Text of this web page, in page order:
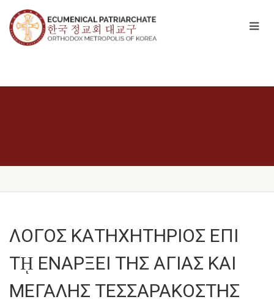
ΛΟΓΟΣ ΚΑΤΗΧΗΤΗΡΙΟΣ ΕΠΙ
Τῌ ΕΝΑΡΞΕΙ ΤΗΣ ΑΓΙΑΣ ΚΑΙ
ΜΕΓΑΛΗΣ ΤΕΣΣΑΡΑΚΟΣΤΗΣ